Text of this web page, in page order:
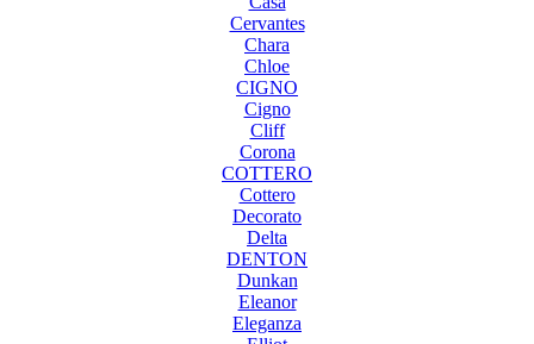
Cervantes
Chara
Chloe
CIGNO
Cigno
Cliff
Corona
COTTERO
Cottero
Decorato
Delta
DENTON
Dunkan
Eleanor
Eleganza